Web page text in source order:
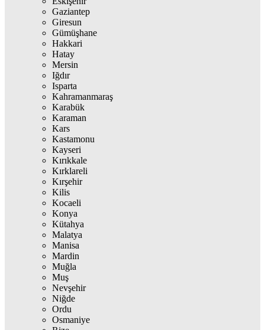
Gaziantep
Giresun
Gümüşhane
Hakkari
Hatay
Mersin
Iğdır
Isparta
Kahramanmaraş
Karabük
Karaman
Kars
Kastamonu
Kayseri
Kırıkkale
Kırklareli
Kırşehir
Kilis
Kocaeli
Konya
Kütahya
Malatya
Manisa
Mardin
Muğla
Muş
Nevşehir
Niğde
Ordu
Osmaniye